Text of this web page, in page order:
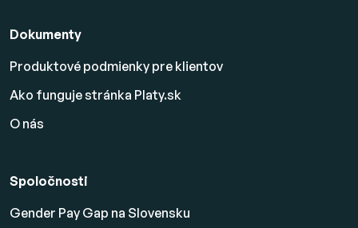
Dokumenty
Produktové podmienky pre klientov
Ako funguje stránka Platy.sk
O nás
Spoločnosti
Gender Pay Gap na Slovensku